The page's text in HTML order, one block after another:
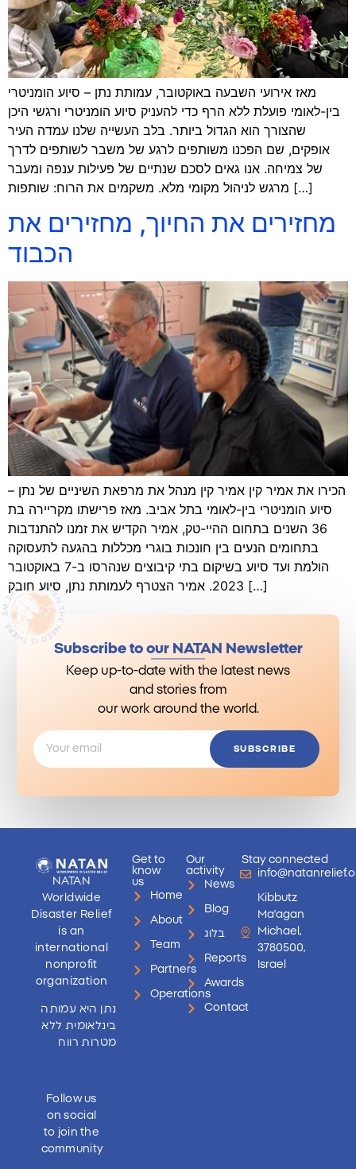
מאז אירועי השבעה באוקטובר, עמותת נתן – סיוע הומניטרי
בין-לאומי פועלת ללא הרף כדי להעניק סיוע הומניטרי ורגשי היכן
שהצורך הוא הגדול ביותר. בלב העשייה שלנו עמדה העיר
אופקים, שם הפכנו משותפים לרגע של משבר לשותפים לדרך
של צמיחה. אנו גאים לסכם שנתיים של פעילות ענפה ומעבר
מרגש לניהול מקומי מלא. משקמים את הרוח: שותפות […]
מחזירים את החיוך, מחזירים את
הכבוד
הכירו את אמיר קין אמיר קין מנהל את מרפאת השיניים של נתן –
סיוע הומניטרי בין-לאומי בתל אביב. מאז פרישתו מקריירה בת
36 השנים בתחום ההיי-טק, אמיר הקדיש את זמנו להתנדבות
בתחומים הנעים בין חונכות בוגרי מכללות בהגעה לתעסוקה
הולמת ועד סיוע בשיקום בתי קיבוצים שנהרסו ב-7 באוקטובר
2023. אמיר הצטרף לעמותת נתן, סיוע חובק […]
Subscribe to our NATAN Newsletter
Keep up-to-date with the latest news
and stories from
our work around the world.
SUBSCRIBE
NATAN
Worldwide
Disaster Relief
is an
international
nonprofit
organization
נתן היא עמותה
בינלאומית ללא
מטרות רווח
Follow us
on social
to join the
community
Get to
know
us
Home
About
Team
Partners
Operations
Our
activity
News
Blog
בלוג
Reports
Awards
Contact
Stay connected
Kibbutz
Ma'agan
Michael,
3780500,
Israel